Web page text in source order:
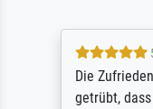
Die
getrübt,